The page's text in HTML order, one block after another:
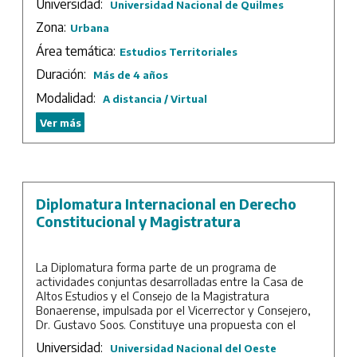
Objetivos generales:
- Formar investigadores que puedan contribuir al
desarrollo cultural y social con perspectiva
territorial.
- Formar Investigadores capaces de desarrollar
investigaciones empíricas originales en diversas
problemáticas relacionadas con los estudios
territoriales.
- Formar investigadores que dominen los
fundamentos teóricos y empíricos de los procesos
Duración: 4 años.
Universidad: Universidad Nacional de Quilmes
Zona: Urbana
Área temática: Estudios Territoriales
Duración: Más de 4 años
Modalidad:
A distancia / Virtual
Ver más
Diplomatura Internacional en Derecho
Constitucional y Magistratura
La Diplomatura forma parte de un programa de
actividades conjuntas desarrolladas entre la Casa de
Altos Estudios y el Consejo de la Magistratura
Bonaerense, impulsada por el Vicerrector y Consejero,
Dr. Gustavo Soos. Constituye una propuesta con el
objeto de aportar a los/as abogados/as una visión
integral del funcionamiento del Poder Judicial,
Universidad: Universidad Nacional del Oeste